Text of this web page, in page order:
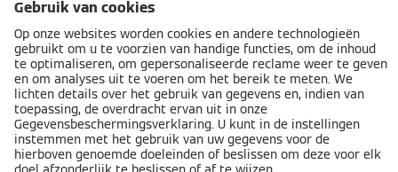
ViBooks openen
Vergelijkbare producten